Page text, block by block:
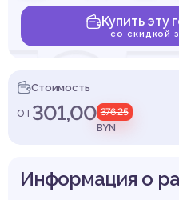
Купить эту
со скидкой
Стоимость
от301,00 376,25
BYN
Информация о